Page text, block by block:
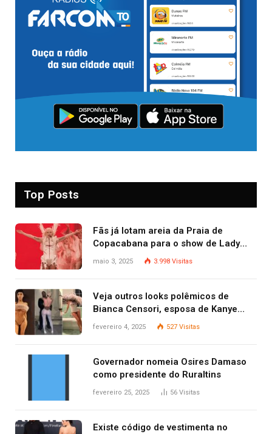
Top Posts
Fãs já lotam areia da Praia de
Copacabana para o show de Lady
Gaga
maio 3, 2025 3.998 Visitas
Veja outros looks polêmicos de
Bianca Censori, esposa de Kanye
West que apareceu nua no Grammy
fevereiro 4, 2025 527 Visitas
Governador nomeia Osires Damaso
como presidente do Ruraltins
fevereiro 25, 2025 56 Visitas
Existe código de vestimenta no